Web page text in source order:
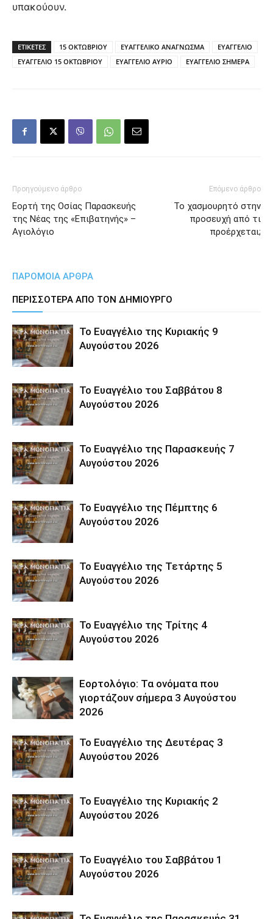
υπακούουν.
ΕΤΙΚΕΤΕΣ 15 ΟΚΤΩΒΡΙΟΥ ΕΥΑΓΓΕΛΙΚΟ ΑΝΑΓΝΩΣΜΑ
ΕΥΑΓΓΕΛΙΟ
ΕΥΑΓΓΕΛΙΟ 15 ΟΚΤΩΒΡΙΟΥ
ΕΥΑΓΓΕΛΙΟ ΑΥΡΙΟ ΕΥΑΓΓΕΛΙΟ ΣΗΜΕΡΑ
Προηγούμενο άρθρο
Εορτή της Οσίας Παρασκευής
της Νέας της «Επιβατηνής» –
Αγιολόγιο
Επόμενο άρθρο
Το χασμουρητό στην
προσευχή από τι
προέρχεται;
ΠΑΡΟΜΟΙΑ ΑΡΘΡΑ
ΠΕΡΙΣΣΟΤΕΡΑ ΑΠΟ ΤΟΝ ΔΗΜΙΟΥΡΓΟ
Το Ευαγγέλιο της Κυριακής 9
Αυγούστου 2026
Το Ευαγγέλιο του Σαββάτου 8
Αυγούστου 2026
Το Ευαγγέλιο της Παρασκευής 7
Αυγούστου 2026
Το Ευαγγέλιο της Πέμπτης 6
Αυγούστου 2026
Το Ευαγγέλιο της Τετάρτης 5
Αυγούστου 2026
Το Ευαγγέλιο της Τρίτης 4
Αυγούστου 2026
Εορτολόγιο: Τα ονόματα που
γιορτάζουν σήμερα 3 Αυγούστου
2026
Το Ευαγγέλιο της Δευτέρας 3
Αυγούστου 2026
Το Ευαγγέλιο της Κυριακής 2
Αυγούστου 2026
Το Ευαγγέλιο του Σαββάτου 1
Αυγούστου 2026